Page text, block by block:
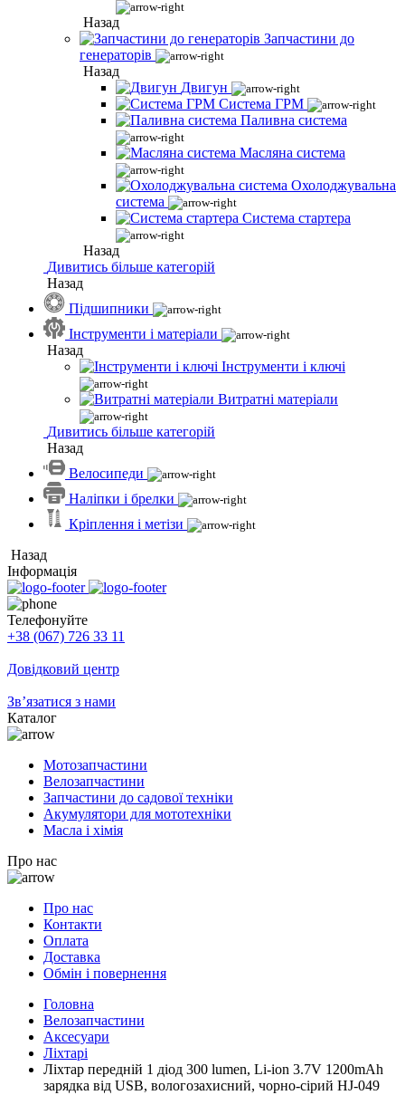
Назад
Запчастини до
генераторів
Назад
Двигун
Система ГРМ
Паливна система
Масляна система
Охолоджувальна
система
Система стартера
Назад
Дивитись більше категорій
Назад
Підшипники
Інструменти і матеріали
Назад
Інструменти і ключі
Витратні матеріали
Дивитись більше категорій
Назад
Велосипеди
Наліпки і брелки
Кріплення і метізи
Назад
Інформація
Телефонуйте
+38 (067) 726 33 11
Довідковий центр
Зв’язатися з нами
Каталог
Мотозапчастини
Велозапчастини
Запчастини до садової техніки
Акумулятори для мототехніки
Масла і хімія
Про нас
Про нас
Контакти
Оплата
Доставка
Обмін і повернення
Головна
Велозапчастини
Аксесуари
Ліхтарі
Ліхтар передній 1 діод 300 lumen, Li-ion 3.7V 1200mAh
зарядка від USB, вологозахисний, чорно-сірий HJ-049